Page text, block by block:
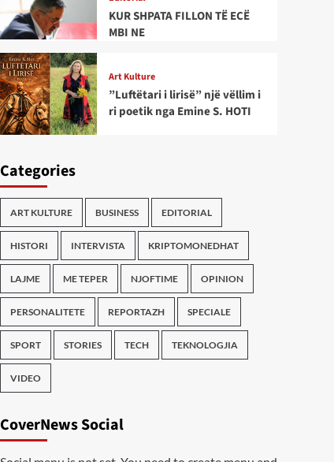
KUR SHPATA FILLON TË ECË
MBI NE
Art Kulture
”Luftëtari i lirisë” një vëllim i
ri poetik nga Emine S. HOTI
Categories
ART KULTURE BUSINESS EDITORIAL
HISTORI INTERVISTA KRIPTOMONEDHAT
LAJME ME TEPER NJOFTIME OPINION
PERSONALITETE REPORTAZH SPECIALE
SPORT STORIES TECH TEKNOLOGJIA
VIDEO
CoverNews Social